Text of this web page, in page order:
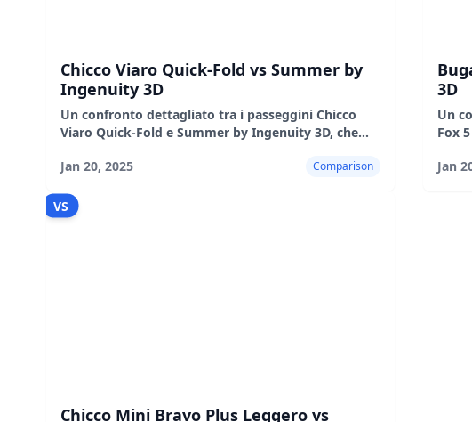
Chicco Viaro Quick-Fold vs Summer by
Ingenuity 3D
Un confronto dettagliato tra i passeggini Chicco
Viaro Quick-Fold e Summer by Ingenuity 3D, che
prestazioni nel mondo reale
Jan 20, 2025 Comparison
3D
Un
Fox
nel
Jan
VS
Chicco Mini Bravo Plus Leggero vs